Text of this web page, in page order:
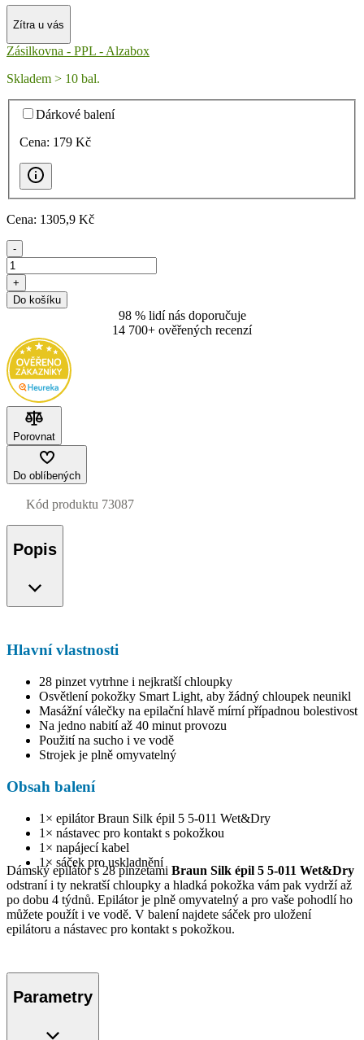
Zítra u vás
Zásilkovna - PPL - Alzabox
Skladem > 10 bal.
Dárkové balení
Cena: 179 Kč
Cena: 1305,9 Kč
-
+
Do košíku
98 % lidí nás doporučuje
14 700+ ověřených recenzí
Porovnat
Do oblíbených
Kód produktu 73087
Popis
Hlavní vlastnosti
28 pinzet vytrhne i nejkratší chloupky
Osvětlení pokožky Smart Light, aby žádný chloupek neunikl
Masážní válečky na epilační hlavě mírní případnou bolestivost
Na jedno nabití až 40 minut provozu
Použití na sucho i ve vodě
Strojek je plně omyvatelný
Obsah balení
1× epilátor Braun Silk épil 5 5-011 Wet&Dry
1× nástavec pro kontakt s pokožkou
1× napájecí kabel
1× sáček pro uskladnění
Dámský epilátor s 28 pinzetami Braun Silk épil 5 5-011 Wet&Dry
odstraní i ty nekratší chloupky a hladká pokožka vám pak vydrží až
po dobu 4 týdnů. Epilátor je plně omyvatelný a pro vaše pohodlí ho
můžete použít i ve vodě. V balení najdete sáček pro uložení
epilátoru a nástavec pro kontakt s pokožkou.
Parametry